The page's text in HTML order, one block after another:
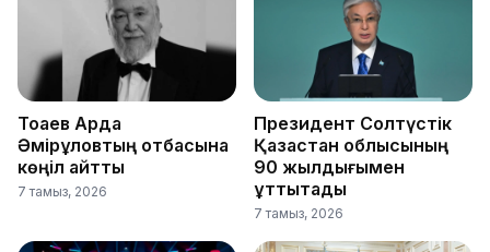
Тоқаев Ардақ
Әмірқұловтың отбасына
көңіл айтты
7 тамыз, 2026
Президент Солтүстік
Қазақстан облысының
90 жылдығымен
құттықтады
7 тамыз, 2026